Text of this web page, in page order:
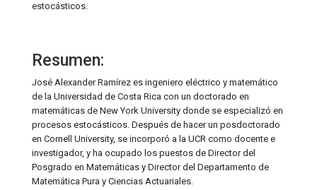
estocásticos.
Resumen:
José Alexander Ramírez es ingeniero eléctrico y matemático
de la Universidad de Costa Rica con un doctorado en
matemáticas de New York University donde se especializó en
procesos estocásticos. Después de hacer un posdoctorado
en Cornell University, se incorporó a la UCR como docente e
investigador, y ha ocupado los puestos de Director del
Posgrado en Matemáticas y Director del Departamento de
Matemática Pura y Ciencias Actuariales.